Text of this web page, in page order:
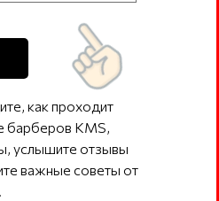
как проходит
барберов KMS,
услышите отзывы
важные советы от